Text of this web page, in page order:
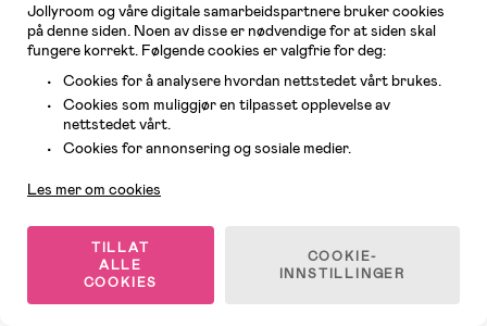
Powder
149 kr
Jollyroom og våre digitale samarbeidspartnere bruker cookies
på denne siden. Noen av disse er nødvendige for at siden skal
fungere korrekt. Følgende cookies er valgfrie for deg:
Cookies for å analysere hvordan nettstedet vårt brukes.
Cookies som muliggjør en tilpasset opplevelse av
nettstedet vårt.
Cookies for annonsering og sosiale medier.
Les mer om cookies
TILLAT
ALLE
COOKIES
COOKIE-
INNSTILLINGER